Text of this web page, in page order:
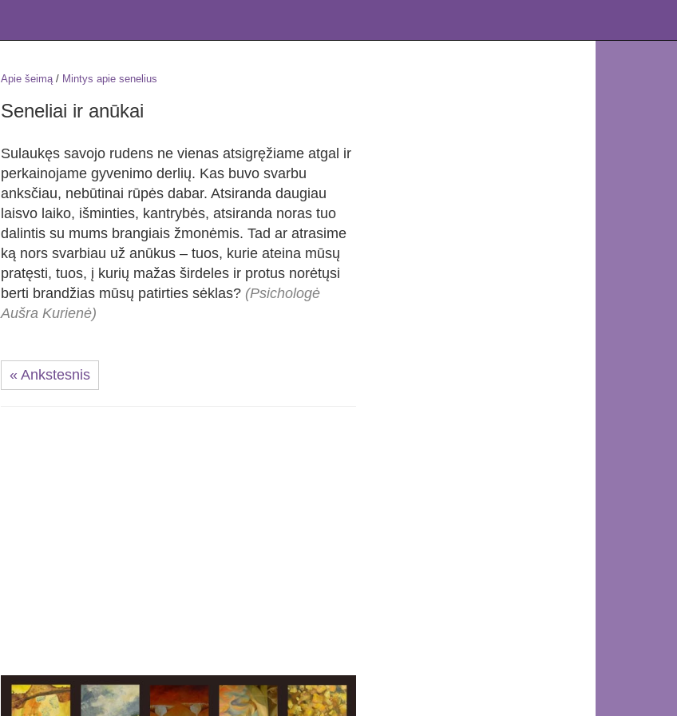
Apie šeimą/ Mintys apie senelius
Seneliai ir anūkai
Sulaukęs savojo rudens ne vienas atsigręžiame atgal ir
perkainojame gyvenimo derlių. Kas buvo svarbu
anksčiau, nebūtinai rūpės dabar. Atsiranda daugiau
laisvo laiko, išminties, kantrybės, atsiranda noras tuo
dalintis su mums brangiais žmonėmis. Tad ar atrasime
ką nors svarbiau už anūkus – tuos, kurie ateina mūsų
pratęsti, tuos, į kurių mažas širdeles ir protus norėtųsi
berti brandžias mūsų patirties sėklas? (Psichologė
Aušra Kurienė)
« Ankstesnis